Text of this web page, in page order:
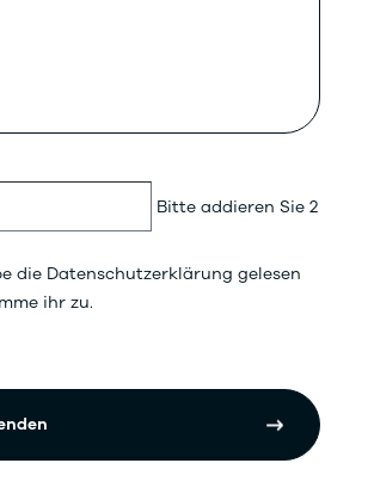
Bitte addieren Sie 2
die Datenschutzerklärung gelesen
ihr zu.